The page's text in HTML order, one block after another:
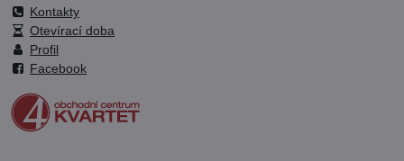
Kontakty
Otevírací doba
Profil
Facebook